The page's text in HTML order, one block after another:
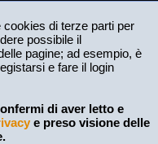
di terze parti per
possibile il
pagine; ad esempio, è
e fare il login
di aver letto e
e preso visione delle